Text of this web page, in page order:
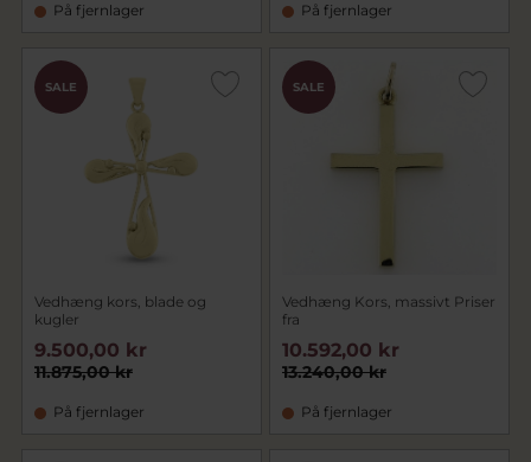
På fjernlager På fjernlager
SALE
Vedhæng kors, blade og
kugler
11.875,00 kr
9.500,00 kr
På fjernlager
SALE
Vedhæng Kors, massivt Priser
fra
13.240,00 kr
10.592,00 kr
På fjernlager